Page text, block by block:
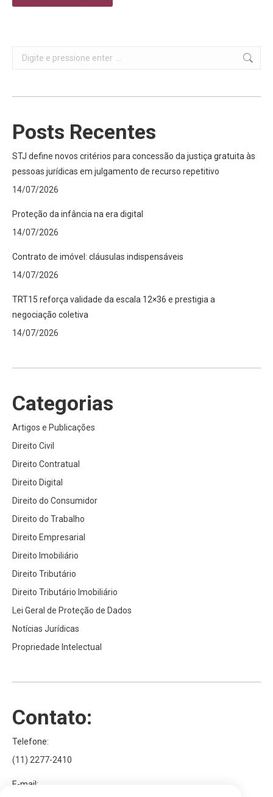
Search:
Posts Recentes
STJ define novos critérios para concessão da justiça gratuita às
pessoas jurídicas em julgamento de recurso repetitivo
14/07/2026
Proteção da infância na era digital
14/07/2026
Contrato de imóvel: cláusulas indispensáveis
14/07/2026
TRT15 reforça validade da escala 12×36 e prestigia a
negociação coletiva
14/07/2026
Categorias
Artigos e Publicações
Direito Civil
Direito Contratual
Direito Digital
Direito do Consumidor
Direito do Trabalho
Direito Empresarial
Direito Imobiliário
Direito Tributário
Direito Tributário Imobiliário
Lei Geral de Proteção de Dados
Notícias Jurídicas
Propriedade Intelectual
Contato:
Telefone:
(11) 2277-2410
E-mail: